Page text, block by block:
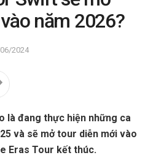
năm 2026?
2024
là đang thực hiện những ca
và sẽ mở tour diễn mới vào
Eras Tour kết thúc.